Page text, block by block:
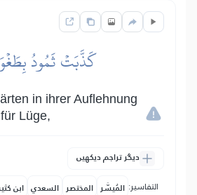
كَذَّبَتۡ ثَمُودُ
in ihrer Auflehnung
Lüge,
دیگر تراجم دیکھیں
التفاسير: المُيسَّر المختصر السعدي ابن